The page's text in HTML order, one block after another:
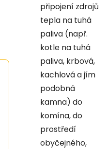
připojení zdrojů
tepla na tuhá
paliva (např.
kotle na tuhá
paliva, krbová,
kachlová a jím
podobná
kamna) do
komína, do
prostředí
obyčejného,